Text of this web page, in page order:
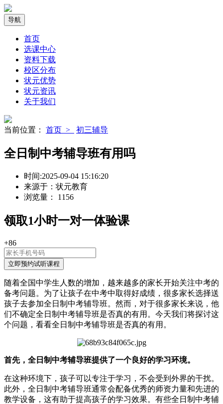
导航
首页
选课中心
资料下载
校区分布
状元优势
状元资讯
关于我们
当前位置： 首页 > 初三辅导
全日制中考辅导班有用吗
时间:2025-09-04 15:16:20
来源于： 状元教育
浏览量： 1156
领取1小时一对一体验课
+86
随着全国中学生人数的增加，越来越多的家长开始关注中考的
备考问题。为了让孩子在中考中取得好成绩，很多家长选择送
孩子去参加全日制中考辅导班。然而，对于很多家长来说，他
们不确定全日制中考辅导班是否真的有用。今天我们将探讨这
个问题，看看全日制中考辅导班是否真的有用。
首先，全日制中考辅导班提供了一个良好的学习环境。
在这种环境下，孩子可以专注于学习，不会受到外界的干扰。
此外，全日制中考辅导班通常会配备优秀的师资力量和先进的
教学设备，这有助于提高孩子的学习效果。有些全日制中考辅